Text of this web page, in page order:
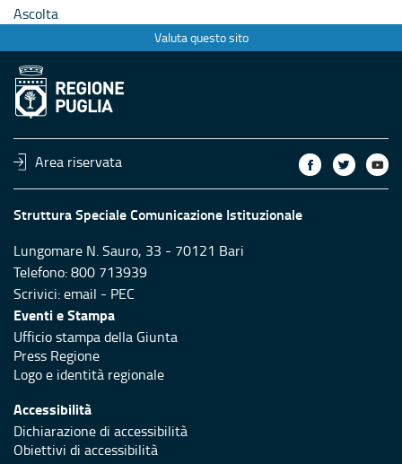
Ascolta
Valuta questo sito
Area riservata
Struttura Speciale Comunicazione Istituzionale
Lungomare N. Sauro, 33 - 70121 Bari
Telefono: 800 713939
Scrivici:email - PEC
Eventi e Stampa
Ufficio stampa della Giunta
Press Regione
Logo e identità regionale
Accessibilità
Dichiarazione di accessibilità
Obiettivi di accessibilità